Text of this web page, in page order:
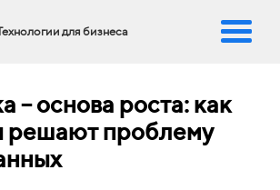
для бизнеса
– основа роста: как
решают проблему